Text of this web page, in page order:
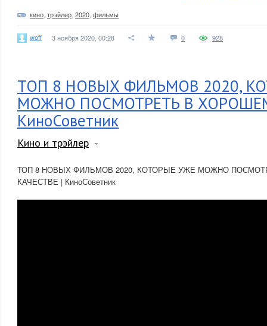
кино трэйлер 2020 фильмы
woff 3 ноября 2020, 00:28 0 928
ТОП 8 НОВЫХ ФИЛЬМОВ 2020,
МОЖНО ПОСМОТРЕТЬ В
КиноСоветник
Кино и трэйлер
ТОП 8 НОВЫХ ФИЛЬМОВ 2020, КОТОРЫЕ УЖЕ МОЖНО
КАЧЕСТВЕ | КиноСоветник